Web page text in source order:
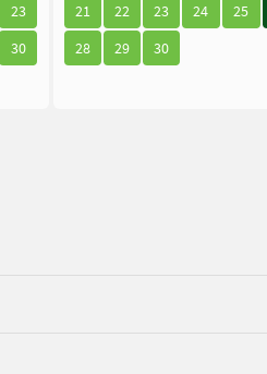
23
30
21
22 23 24 25
28
29 30